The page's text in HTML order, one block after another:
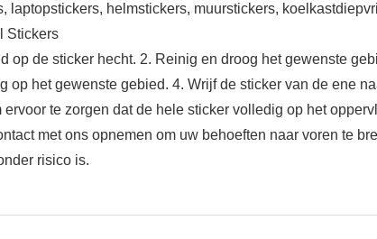
helmstickers, muurstickers,
Stickers
de sticker hecht. 2. Reinig en droog het gewenste
het gewenste gebied. 4. Wrijf de sticker van de ene
te zorgen dat de hele sticker volledig op het
met ons opnemen om uw behoeften naar voren te
risico is.